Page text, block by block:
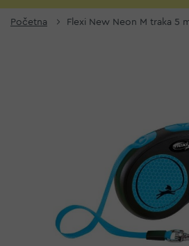
Početna Flexi New Neon M traka 5